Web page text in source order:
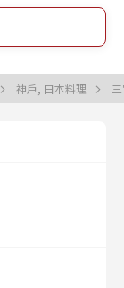
神戶, 日本料理